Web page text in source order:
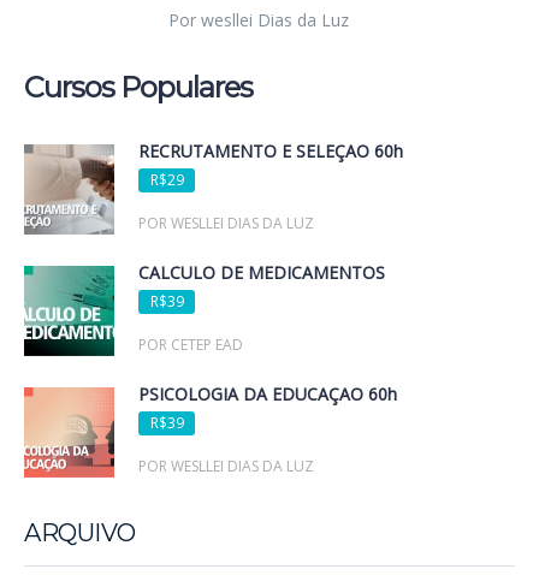
Por wesllei Dias da Luz
Cursos Populares
RECRUTAMENTO E SELEÇÃO 60h
R$29
POR WESLLEI DIAS DA LUZ
CÁLCULO DE MEDICAMENTOS
R$39
POR CETEP EAD
PSICOLOGIA DA EDUCAÇÃO 60h
R$39
POR WESLLEI DIAS DA LUZ
ARQUIVO